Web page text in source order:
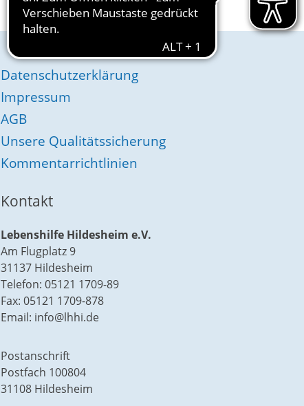
Datenschutzerklärung
Impressum
AGB
Unsere Qualitätssicherung
Kommentarrichtlinien
Kontakt
Lebenshilfe Hildesheim e.V.
Am Flugplatz 9
31137 Hildesheim
Telefon: 05121 1709-89
Fax: 05121 1709-878
Email: info@lhhi.de
Postanschrift
Postfach 100804
31108 Hildesheim